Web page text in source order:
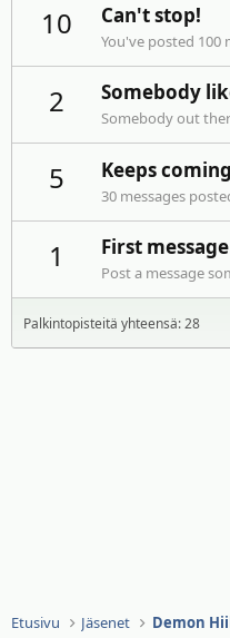
10 Can't stop!
You've posted 100
2 Somebody
Somebody out
5 Keeps
30 messages
1 First message
Post a message
Palkintopisteitä yhteensä: 28
Etusivu Jäsenet Demon